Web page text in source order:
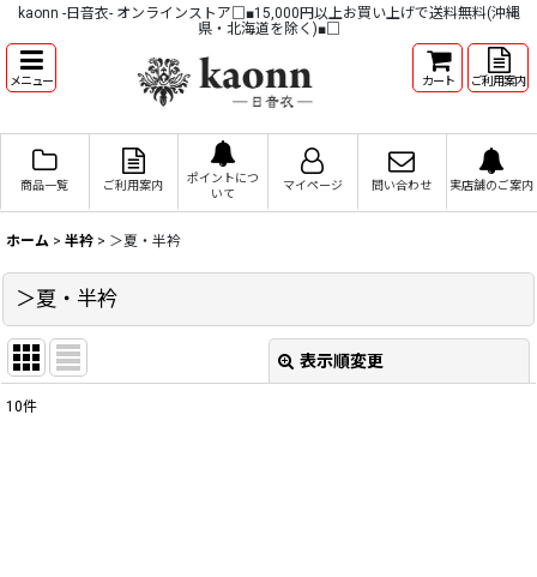
kaonn -日音衣- オンラインストア□■15,000円以上お買い上げで送料無料(沖縄
県・北海道を除く)■□
メニュー カート ご利用案内
商品一覧 ご利用案内
ポイントにつ
いて
マイページ 問い合わせ 実店舗のご案内
ホーム > 半衿 > ＞夏・半衿
＞夏・半衿
表示順変更
10件